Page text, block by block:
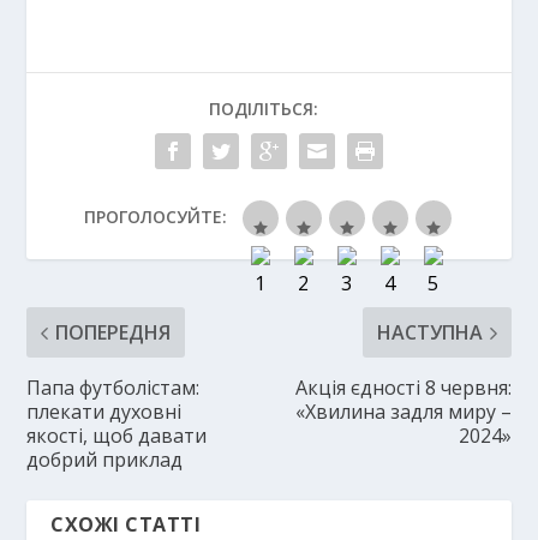
ПОДІЛІТЬСЯ:
ПРОГОЛОСУЙТЕ:
ПОПЕРЕДНЯ
Папа футболістам:
плекати духовні
якості, щоб давати
добрий приклад
НАСТУПНА
Акція єдності 8 червня:
«Хвилина задля миру –
2024»
СХОЖІ СТАТТІ